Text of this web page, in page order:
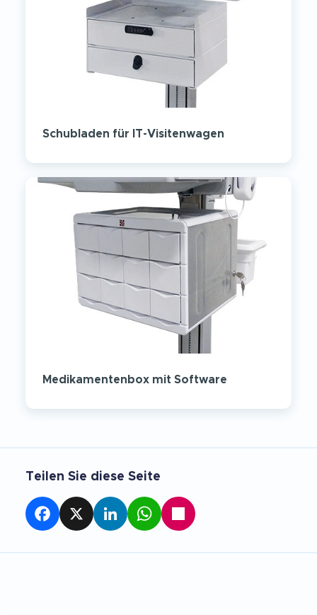
Schubladen für IT-Visitenwagen
Medikamentenbox mit Software
Teilen Sie diese Seite
Facebook LinkedInWhatsApp
Teilen